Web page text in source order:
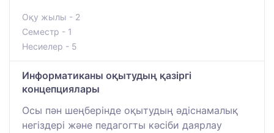
Оқу жылы - 2
Семестр - 1
Несиелер - 5
Информатиканы оқытудың қазіргі
концепциялары
Осы пән шеңберінде оқытудың әдіснамалық
негіздері және педагогты кәсіби даярлау